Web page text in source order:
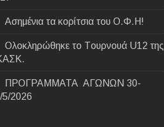
Ασημένια τα κορίτσια του Ο.Φ.Η!
Ολοκληρώθηκε το Tουρνουά U12 της
ΠΡΟΓΡΑΜΜΑΤΑ ΑΓΩΝΩΝ 30-
5/2026